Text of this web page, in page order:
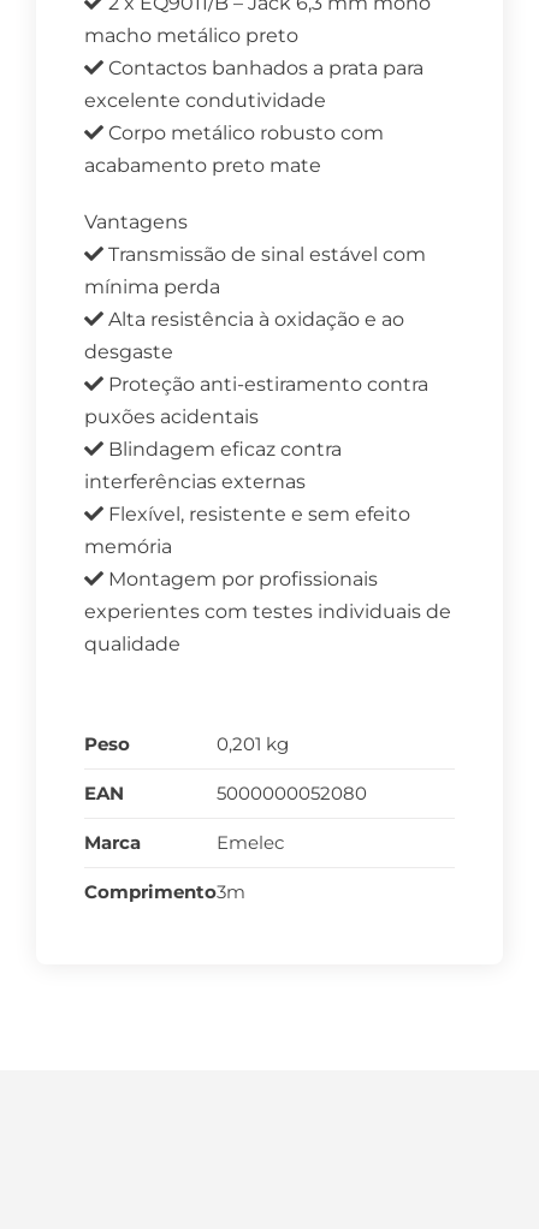
macho metálico preto
Contactos banhados a prata para
excelente condutividade
Corpo metálico robusto com
acabamento preto mate
Vantagens
Transmissão de sinal estável com
mínima perda
Alta resistência à oxidação e ao
desgaste
Proteção anti-estiramento contra
puxões acidentais
Blindagem eficaz contra
interferências externas
Flexível, resistente e sem efeito
memória
Montagem por profissionais
experientes com testes individuais de
qualidade
Peso 0,201 kg
EAN 5000000052080
Marca Emelec
Comprimento3m